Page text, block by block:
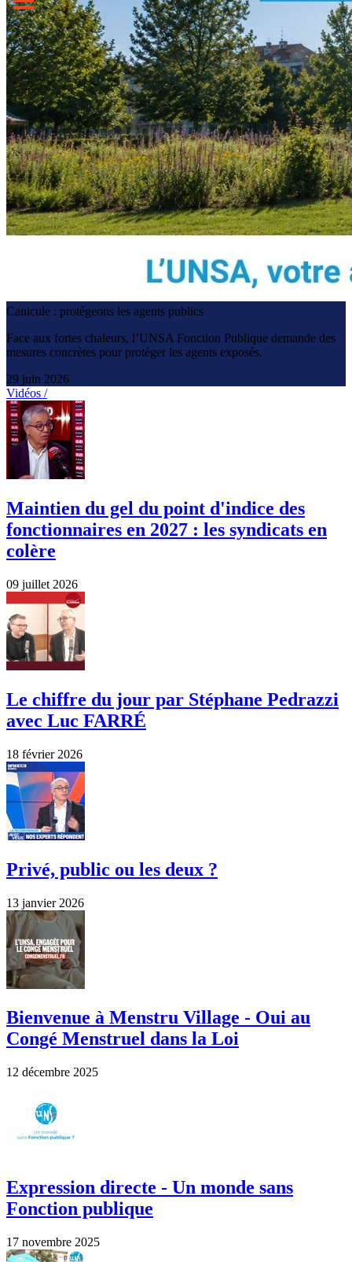
Canicule : protégeons les agents publics
Face aux fortes chaleurs, l’UNSA Fonction Publique demande des
mesures concrètes pour protéger les agents exposés.
29 juin 2026
Vidéos /
Maintien du gel du point d'indice des
fonctionnaires en 2027 : les syndicats en
colère
09 juillet 2026
Le chiffre du jour par Stéphane Pedrazzi
avec Luc FARRÉ
18 février 2026
Privé, public ou les deux ?
13 janvier 2026
Bienvenue à Menstru Village - Oui au
Congé Menstruel dans la Loi
12 décembre 2025
Expression directe - Un monde sans
Fonction publique
17 novembre 2025